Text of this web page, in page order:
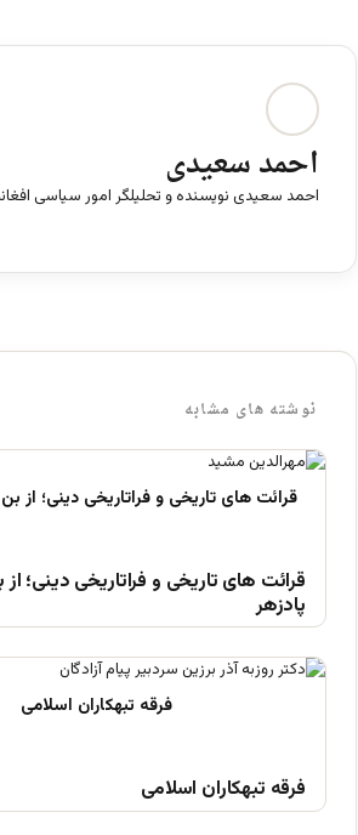
احمد سعیدی
احمد سعیدی نویسنده و تحلیلگر امور سیاسی
س
ک
نوشته های مشابه
قرائت های تاریخی و فراتاریخی دینی؛
پادزهر
فرقه تبهکاران اسلامی